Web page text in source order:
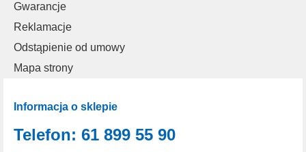
Gwarancje
Reklamacje
Odstąpienie od umowy
Mapa strony
Informacja o sklepie
Telefon: 61 899 55 90